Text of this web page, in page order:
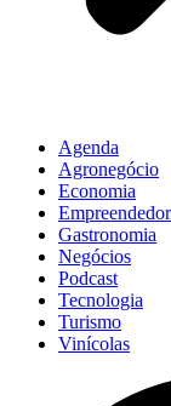
Agenda
Agronegócio
Economia
Gastronomia
Negócios
Podcast
Tecnologia
Turismo
Vinícolas